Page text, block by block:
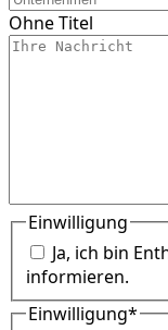
Ohne Titel
Einwilligung
Ja, ich bin
informieren.
Einwilligung*